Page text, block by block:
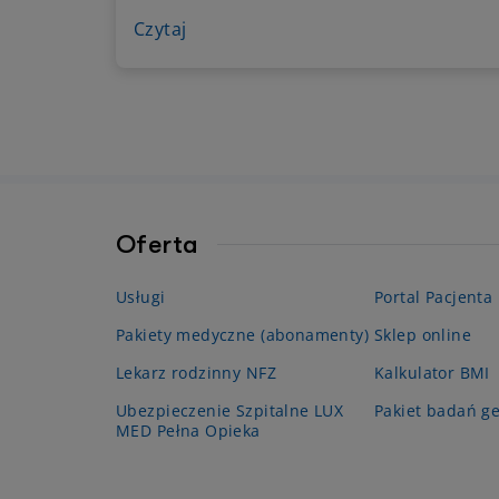
przypadków organizm sam reguluje jej
Czytaj
Oferta
Usługi
Pakiety medyczne (abonamenty)
Lekarz rodzinny NFZ
Ubezpieczenie Szpitalne LUX
MED Pełna Opieka
Portal Pacjenta
Sklep online
Kalkulator BMI
Pakiet badań